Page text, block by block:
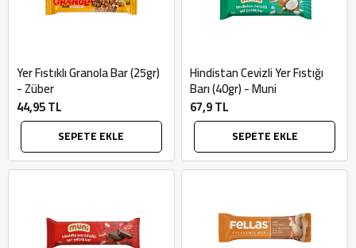
Yer Fıstıklı Granola Bar (25gr)
- Züber
44,95 TL
SEPETE EKLE
Hindistan Cevizli Yer Fıstığı
Barı (40gr) - Muni
67,9 TL
SEPETE EKLE